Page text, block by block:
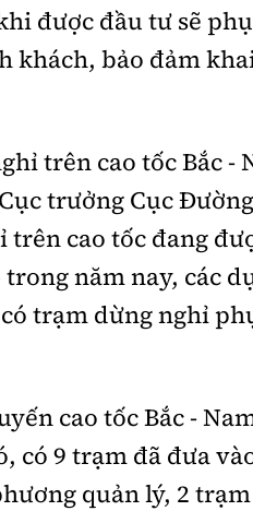
được đầu tư sẽ
khách, bảo đảm
trên cao tốc Bắc -
trưởng Cục
cao tốc đang
năm nay, các
trạm dừng nghỉ
cao tốc Bắc -
có 9 trạm đã đưa
quản lý, 2